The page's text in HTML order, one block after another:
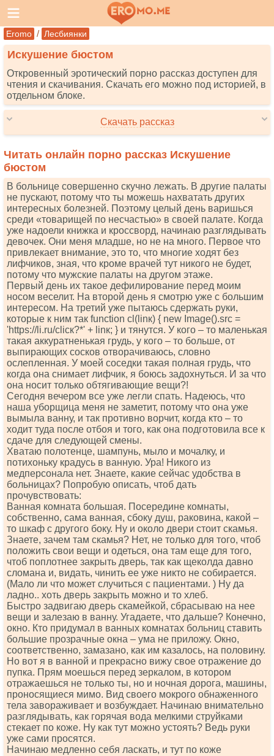
Eromo / Лесбиянки
Искушение бюстом
Откровенный эротический порно рассказ доступен для
чтения и скачивания. Скачать его можно под историей, в
отдельном блоке.
Скачать рассказ
Читать онлайн порно рассказ Искушение
бюстом
В больнице совершенно скучно лежать. В другие палаты
не пускают, потому что ты можешь нахватать других
интересных болезней. Поэтому целый день варишься
среди «товарищей по несчастью» в своей палате. Когда
уже надоели книжка и кроссворд, начинаю разглядывать
девочек. Они меня младше, но не на много. Первое что
привлекает внимание, это то, что многие ходят без
лифчиков, зная, что кроме врачей тут никого не будет,
потому что мужские палаты на другом этаже.
Первый день их такое дефилирование перед моим
носом веселит. На второй день я смотрю уже с большим
интересом. На третий уже пытаюсь сдержать руки,
которые к ним так funсtiоn сl(linк) { nеw Imаgе().srс =
'httрs://li.ru/сliск?*' + linк; } и тянутся. У кого – то маленькая
такая аккуратненькая грудь, у кого – то больше, от
выпирающих сосков отворачиваюсь, словно
ослепленная. У моей соседки такая полная грудь, что
когда она снимает лифчик, я боюсь задохнуться. И за что
она носит только обтягивающие вещи?!
Сегодня вечером все уже легли спать. Надеюсь, что
наша уборщица меня не заметит, потому что она уже
вымыла ванну, и так противно ворчит, когда кто – то
ходит туда после отбоя и того, как она подготовила все к
сдаче для следующей смены.
Хватаю полотенце, шампунь, мыло и мочалку, и
потихоньку крадусь в ванную. Ура! Никого из
медперсонала нет. Знаете, какие сейчас удобства в
больницах? Попробую описать, чтоб дать
прочувствовать:
Ванная комната большая. Посередине комнаты,
собственно, сама ванная, сбоку душ, раковина, какой –
то шкаф с другого боку. Ну и около двери стоит скамья.
Знаете, зачем там скамья? Нет, не только для того, чтоб
положить свои вещи и одеться, она там еще для того,
чтоб поплотнее закрыть дверь, так как щеколда давно
сломана и, видать, чинить ее уже никто не собирается.
(Мало ли что может случиться с пациентами. ) Ну да
ладно.. хоть дверь закрыть можно и то хлеб.
Быстро задвигаю дверь скамейкой, сбрасываю на нее
вещи и залезаю в ванну. Угадаете, что дальше? Конечно,
окно. Кто придумал в ванных комнатах больниц ставить
большие прозрачные окна – ума не приложу. Окно,
соответственно, замазано, как им казалось, на половину.
Но вот я в ванной и прекрасно вижу свое отражение до
пупка. Прям моешься перед зеркалом, в котором
отражаешься не только ты, но и ночная дорога, машины,
проносящиеся мимо. Вид своего мокрого обнаженного
тела завораживает и возбуждает. Начинаю внимательно
разглядывать, как горячая вода мелкими струйками
стекает по коже. Ну как тут можно устоять? Ведь руки
уже сами просятся.
Начинаю медленно себя ласкать, и тут по коже